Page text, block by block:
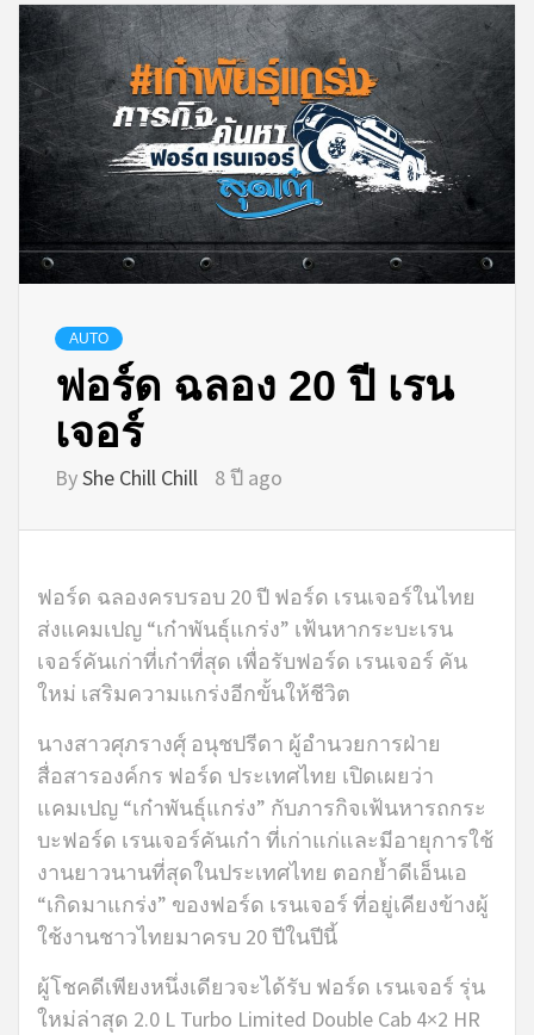
AUTO
ฟอร์ด ฉลอง 20 ปี เรน
เจอร์
ByShe Chill Chill 8 ปี ago
ฟอร์ด ฉลองครบรอบ 20 ปี ฟอร์ด เรนเจอร์ในไทย
ส่งแคมเปญ “เก๋าพันธุ์แกร่ง” เฟ้นหากระบะเรน
เจอร์คันเก่าที่เก๋าที่สุด เพื่อรับฟอร์ด เรนเจอร์ คัน
ใหม่ เสริมความแกร่งอีกขั้นให้ชีวิต
นางสาวศุภรางศุ์ อนุชปรีดา ผู้อำนวยการฝ่าย
สื่อสารองค์กร ฟอร์ด ประเทศไทย เปิดเผยว่า
แคมเปญ “เก๋าพันธุ์แกร่ง” กับภารกิจเฟ้นหารถกระ
บะฟอร์ด เรนเจอร์คันเก๋า ที่เก่าแก่และมีอายุการใช้
งานยาวนานที่สุดในประเทศไทย ตอกย้ำดีเอ็นเอ
“เกิดมาแกร่ง” ของฟอร์ด เรนเจอร์ ที่อยู่เคียงข้างผู้
ใช้งานชาวไทยมาครบ 20 ปีในปีนี้
ผู้โชคดีเพียงหนึ่งเดียวจะได้รับ ฟอร์ด เรนเจอร์ รุ่น
ใหม่ล่าสุด 2.0 L Turbo Limited Double Cab 4×2 HR